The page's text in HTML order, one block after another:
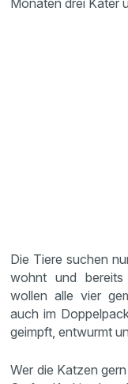
Monaten drei Kater
Die Tiere suchen
wohnt und
wollen alle vier
auch im
geimpft, entwurmt
Wer die Katzen